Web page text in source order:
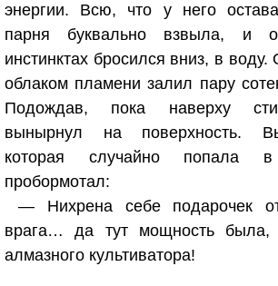
энергии. Всю, что у него
парня буквально взвыла, и
инстинктах бросился вниз, в
облаком пламени залил пару
Подождав, пока наверху
вынырнул на поверхность.
которая случайно попала
пробормотал:
— Нихрена себе подарочек
врага… да тут мощность была,
алмазного культиватора!